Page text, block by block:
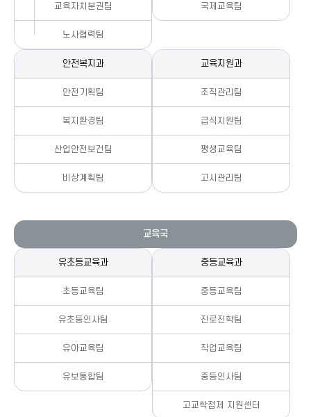
교육자치분권팀
노사협력팀
국제교육팀
안전복지과
안전기획팀
복지환경팀
산업안전보건팀
비상계획팀
교육지원과
조직관리팀
급식지원팀
평생교육팀
고시관리팀
교육국
유초등교육과
초등교육팀
유초등인사팀
유아교육팀
유보통합팀
중등교육과
중등교육팀
진로진학팀
직업교육팀
중등인사팀
고교학점제 지원센터